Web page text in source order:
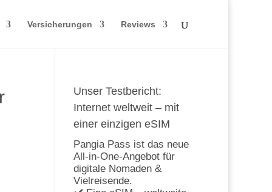
Versicherungen Reviews
Unser Testbericht:
Internet weltweit – mit
einer einzigen eSIM
Pangia Pass ist das neue
All-in-One-Angebot für
digitale Nomaden &
Vielreisende.